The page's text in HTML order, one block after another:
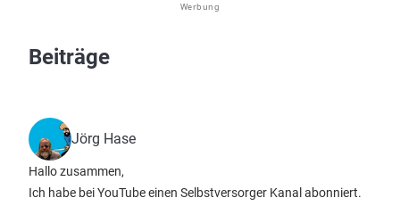
Werbung
Beiträge
Jörg Hase
Hallo zusammen,
Ich habe bei YouTube einen Selbstversorger Kanal abonniert.